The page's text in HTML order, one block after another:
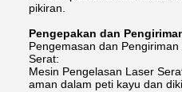
pikiran.
Pengepakan dan
Pengemasan dan
Serat:
Mesin Pengelasan Laser
aman dalam peti kayu dan